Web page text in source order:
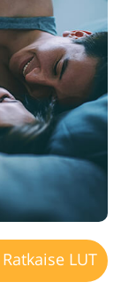
LUT